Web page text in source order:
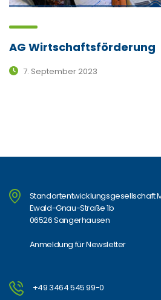
AG Wirtschaftsförderung
7. September 2023
Standortentwicklungsgesellschaft
Ewald-Gnau-Straße 1b
06526 Sangerhausen
Anmeldung für Newsletter
+49 3464 545 99-0